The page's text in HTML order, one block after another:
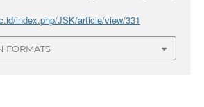
index.php/JSK/article/view/331
FORMATS